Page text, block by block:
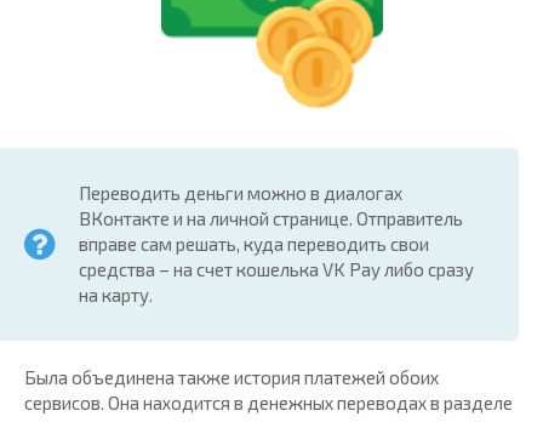
Переводить деньги можно в диалогах
ВКонтакте и на личной странице. Отправитель
вправе сам решать, куда переводить свои
средства – на счет кошелька VK Pay либо сразу
на карту.
Была объединена также история платежей обоих
сервисов. Она находится в денежных переводах в разделе